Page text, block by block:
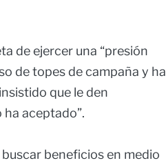
de ejercer una “presión
de topes de campaña y ha
que le den
aceptado”.
beneficios en medio